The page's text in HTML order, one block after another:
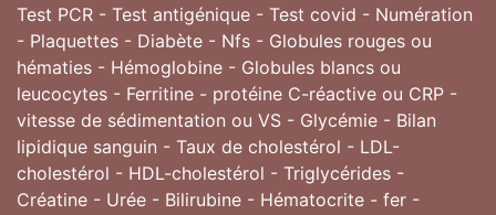
Test PCR - Test antigénique - Test covid - Numération
- Plaquettes - Diabète - Nfs - Globules rouges ou
hématies - Hémoglobine - Globules blancs ou
leucocytes - Ferritine - protéine C-réactive ou CRP -
vitesse de sédimentation ou VS - Glycémie - Bilan
lipidique sanguin - Taux de cholestérol - LDL-
cholestérol - HDL-cholestérol - Triglycérides -
Créatine - Urée - Bilirubine - Hématocrite - fer -